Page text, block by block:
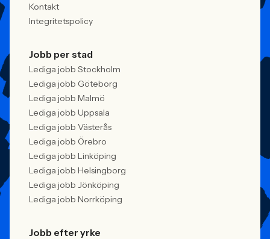
Kontakt
Integritetspolicy
Jobb per stad
Lediga jobb Stockholm
Lediga jobb Göteborg
Lediga jobb Malmö
Lediga jobb Uppsala
Lediga jobb Västerås
Lediga jobb Örebro
Lediga jobb Linköping
Lediga jobb Helsingborg
Lediga jobb Jönköping
Lediga jobb Norrköping
Jobb efter yrke